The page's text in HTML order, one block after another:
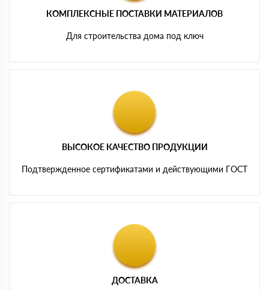
КОМПЛЕКСНЫЕ ПОСТАВКИ МАТЕРИАЛОВ
Для строительства дома под ключ
ВЫСОКОЕ КАЧЕСТВО ПРОДУКЦИИ
Подтвержденное сертификатами и действующими ГОСТ
ДОСТАВКА